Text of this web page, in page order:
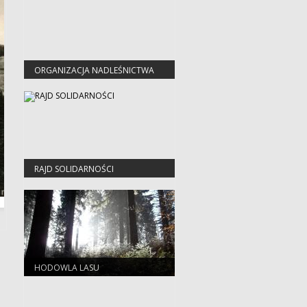
ORGANIZACJA NADLEŚNICTWA
RAJD SOLIDARNOŚCI
HODOWLA LASU